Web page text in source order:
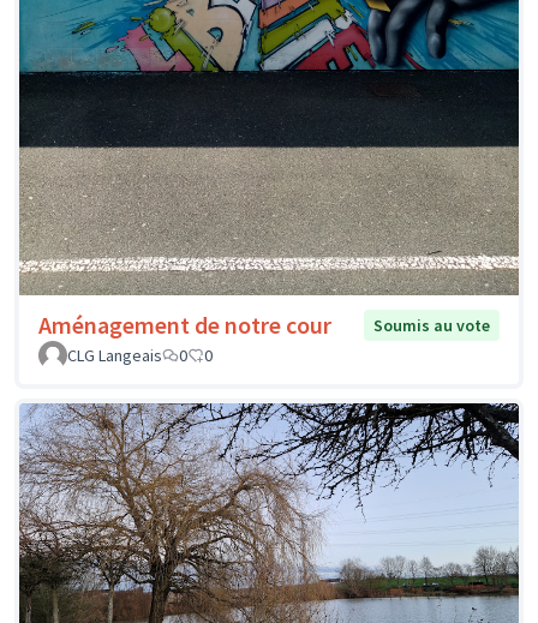
Aménagement de notre cour
Soumis au vote
CLG Langeais
0 0